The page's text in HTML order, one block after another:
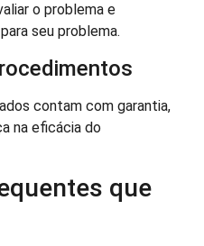
o problema e
seu problema.
contam com garantia,
na eficácia do
que